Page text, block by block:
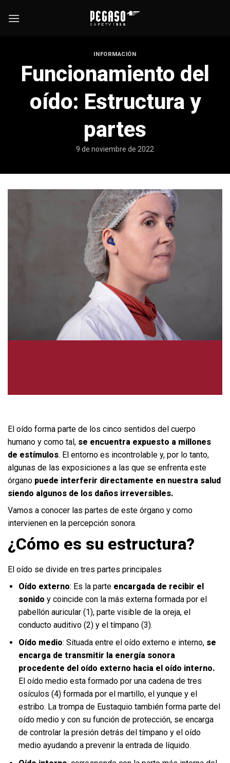
INFORMACIÓN
Funcionamiento del
oído: Estructura y
partes
9 de noviembre de 2022
El oído forma parte de los cinco sentidos del cuerpo
humano y como tal, se encuentra expuesto a millones
de estímulos. El entorno es incontrolable y, por lo tanto,
algunas de las exposiciones a las que se enfrenta este
órgano puede interferir directamente en nuestra salud
siendo algunos de los daños irreversibles.
Vamos a conocer las partes de este órgano y como
intervienen en la percepción sonora.
¿Cómo es su estructura?
El oído se divide en tres partes principales
Oído externo: Es la parte encargada de recibir el
sonido y coincide con la más externa formada por el
pabellón auricular (1), parte visible de la oreja, el
conducto auditivo (2) y el tímpano (3).
Oído medio: Situada entre el oído externo e interno,se
encarga de transmitir la energía sonora
procedente del oído externo hacia el oído interno.
El oído medio esta formado por una cadena de tres
osículos (4) formada por el martillo, el yunque y el
estribo. La trompa de Eustaquio también forma parte del
oído medio y con su función de protección, se encarga
de controlar la presión detrás del tímpano y el oído
medio ayudando a prevenir la entrada de líquido.